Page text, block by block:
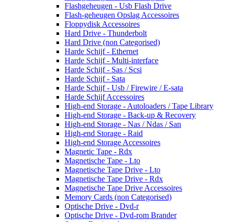
Flashgeheugen - Usb Flash Drive
Flash-geheugen Opslag Accessoires
Floppydisk Accessoires
Hard Drive - Thunderbolt
Hard Drive (non Categorised)
Harde Schijf - Ethernet
Harde Schijf - Multi-interface
Harde Schijf - Sas / Scsi
Harde Schijf - Sata
Harde Schijf - Usb / Firewire / E-sata
Harde Schijf Accessoires
High-end Storage - Autoloaders / Tape Library
High-end Storage - Back-up & Recovery
High-end Storage - Nas / Ndas / San
High-end Storage - Raid
High-end Storage Accessoires
Magnetic Tape - Rdx
Magnetische Tape - Lto
Magnetische Tape Drive - Lto
Magnetische Tape Drive - Rdx
Magnetische Tape Drive Accessoires
Memory Cards (non Categorised)
Optische Drive - Dvd-r
Optische Drive - Dvd-rom Brander